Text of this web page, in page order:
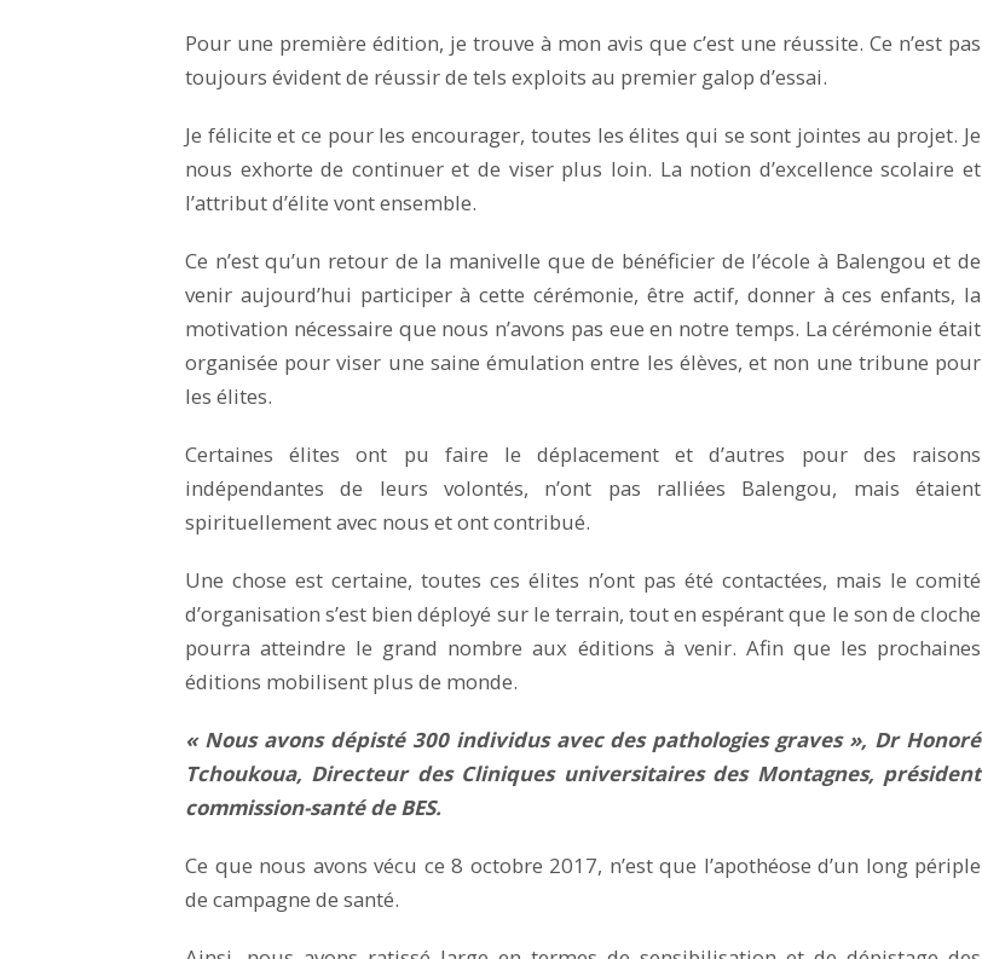
Pour une première édition, je trouve à mon avis que c’est une réussite. Ce n’est pas
toujours évident de réussir de tels exploits au premier galop d’essai.
Je félicite et ce pour les encourager, toutes les élites qui se sont jointes au projet. Je
nous exhorte de continuer et de viser plus loin. La notion d’excellence scolaire et
l’attribut d’élite vont ensemble.
Ce n’est qu’un retour de la manivelle que de bénéficier de l’école à Balengou et de
venir aujourd’hui participer à cette cérémonie, être actif, donner à ces enfants, la
motivation nécessaire que nous n’avons pas eue en notre temps. La cérémonie était
organisée pour viser une saine émulation entre les élèves, et non une tribune pour
les élites.
Certaines élites ont pu faire le déplacement et d’autres pour des raisons
indépendantes de leurs volontés, n’ont pas ralliées Balengou, mais étaient
spirituellement avec nous et ont contribué.
Une chose est certaine, toutes ces élites n’ont pas été contactées, mais le comité
d’organisation s’est bien déployé sur le terrain, tout en espérant que le son de cloche
pourra atteindre le grand nombre aux éditions à venir. Afin que les prochaines
éditions mobilisent plus de monde.
« Nous avons dépisté 300 individus avec des pathologies graves », Dr Honoré
Tchoukoua, Directeur des Cliniques universitaires des Montagnes, président
commission-santé de BES.
Ce que nous avons vécu ce 8 octobre 2017, n’est que l’apothéose d’un long périple
de campagne de santé.